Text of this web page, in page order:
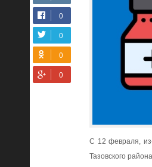
С 12 февраля,
Тазовского